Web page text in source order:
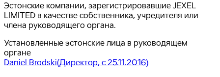
Эстонские компании, зарегистрировавшие JEXEL
LIMITED в качестве собственника, учредителя или
члена руководящего органа.
Установленные эстонские лица в руководящем
органе
Daniel Brodski(Директор, с 25.11.2016)